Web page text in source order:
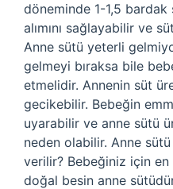
döneminde 1-1,5 bardak
alımını sağlayabilir ve
Anne sütü yeterli
gelmeyi bıraksa bile
etmelidir. Annenin süt
gecikebilir. Bebeğin
uyarabilir ve anne sütü
neden olabilir. Anne
verilir? Bebeğiniz için en
doğal besin anne